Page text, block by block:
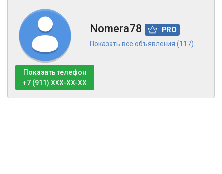
Nomera78 PRO
Показать все объявления (117)
Показать телефон
+7 (911) XXX-XX-XX